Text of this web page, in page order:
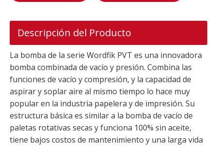
Descripción del Producto
La bomba de la serie Wordfik PVT es una innovadora
bomba combinada de vacío y presión. Combina las
funciones de vacío y compresión, y la capacidad de
aspirar y soplar aire al mismo tiempo lo hace muy
popular en la industria papelera y de impresión. Su
estructura básica es similar a la bomba de vacío de
paletas rotativas secas y funciona 100% sin aceite,
tiene bajos costos de mantenimiento y una larga vida